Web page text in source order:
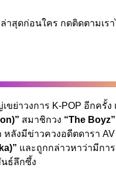
สุดก่อนใคร กดติดตามเรา
ขย่าวงการ K-POP อีกครั้ง
สมาชิกวง “The Boyz”
ลังมีข่าวควงอดีตดารา AV
และถูกกล่าวหาว่ามีการ
ธ์ลึกซึ้ง